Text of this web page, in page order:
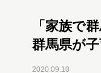
「家族で
群馬県が
2020.09.10